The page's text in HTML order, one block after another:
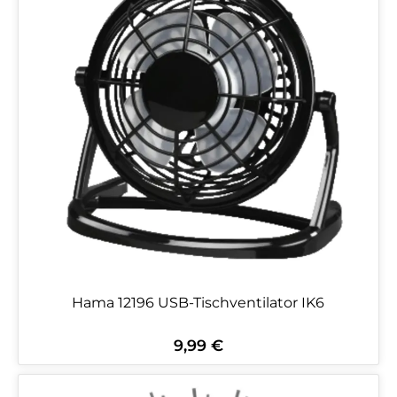
Hama 12196 USB-Tischventilator IK6
Regulärer Preis:
9,99 €